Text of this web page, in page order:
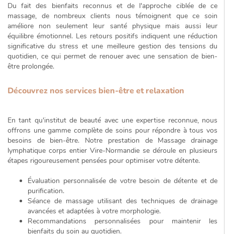
Du fait des bienfaits reconnus et de l'approche ciblée de ce
massage, de nombreux clients nous témoignent que ce soin
améliore non seulement leur santé physique mais aussi leur
équilibre émotionnel. Les retours positifs indiquent une réduction
significative du stress et une meilleure gestion des tensions du
quotidien, ce qui permet de renouer avec une sensation de bien-
être prolongée.
Découvrez nos services bien-être et relaxation
En tant qu'institut de beauté avec une expertise reconnue, nous
offrons une gamme complète de soins pour répondre à tous vos
besoins de bien-être. Notre prestation de Massage drainage
lymphatique corps entier Vire-Normandie se déroule en plusieurs
étapes rigoureusement pensées pour optimiser votre détente.
Évaluation personnaliséede votre besoin de détente et de
purification.
Séance de massage utilisant des techniques de drainage
avancées et adaptées à votre morphologie.
Recommandations personnalisées pour maintenir les
bienfaits du soin au quotidien.